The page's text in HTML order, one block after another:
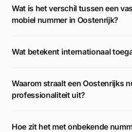
Wat is het verschil tussen een
mobiel nummer in Oostenrijk?
Wat betekent internationaal
Waarom straalt een Oostenrijks
professionaliteit uit?
Hoe zit het met onbekende